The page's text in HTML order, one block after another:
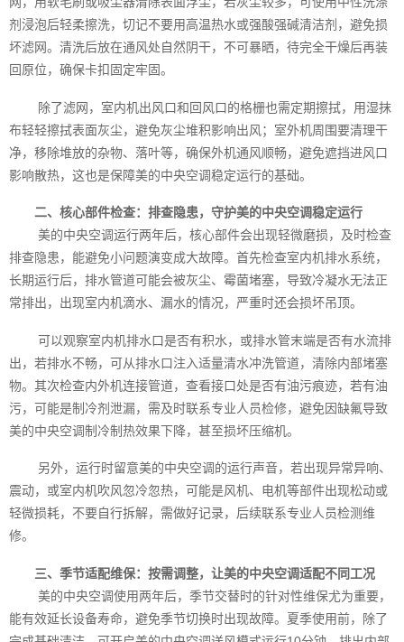
剂浸泡后轻柔擦洗，切记不要用高温热水或强酸强碱清洁剂，避免损
坏滤网。清洗后放在通风处自然阴干，不可暴晒，待完全干燥后再装
回原位，确保卡扣固定牢固。
除了滤网，室内机出风口和回风口的格栅也需定期擦拭，用湿抹
布轻轻擦拭表面灰尘，避免灰尘堆积影响出风；室外机周围要清理干
净，移除堆放的杂物、落叶等，确保外机通风顺畅，避免遮挡进风口
影响散热，这也是保障美的中央空调稳定运行的基础。
二、核心部件检查：排查隐患，守护美的中央空调稳定运行
美的中央空调运行两年后，核心部件会出现轻微磨损，及时检查
排查隐患，能避免小问题演变成大故障。首先检查室内机排水系统，
长期运行后，排水管道可能会被灰尘、霉菌堵塞，导致冷凝水无法正
常排出，出现室内机滴水、漏水的情况，严重时还会损坏吊顶。
可以观察室内机排水口是否有积水，或排水管末端是否有水流排
出，若排水不畅，可从排水口注入适量清水冲洗管道，清除内部堵塞
物。其次检查内外机连接管道，查看接口处是否有油污痕迹，若有油
污，可能是制冷剂泄漏，需及时联系专业人员检修，避免因缺氟导致
美的中央空调制冷制热效果下降，甚至损坏压缩机。
另外，运行时留意美的中央空调的运行声音，若出现异常异响、
震动，或室内机吹风忽冷忽热，可能是风机、电机等部件出现松动或
轻微损耗，不要自行拆解，需做好记录，后续联系专业人员检测维
修。
三、季节适配维保：按需调整，让美的中央空调适配不同工况
美的中央空调使用两年后，季节交替时的针对性维保尤为重要，
能有效延长设备寿命，避免季节切换时出现故障。夏季使用前，除了